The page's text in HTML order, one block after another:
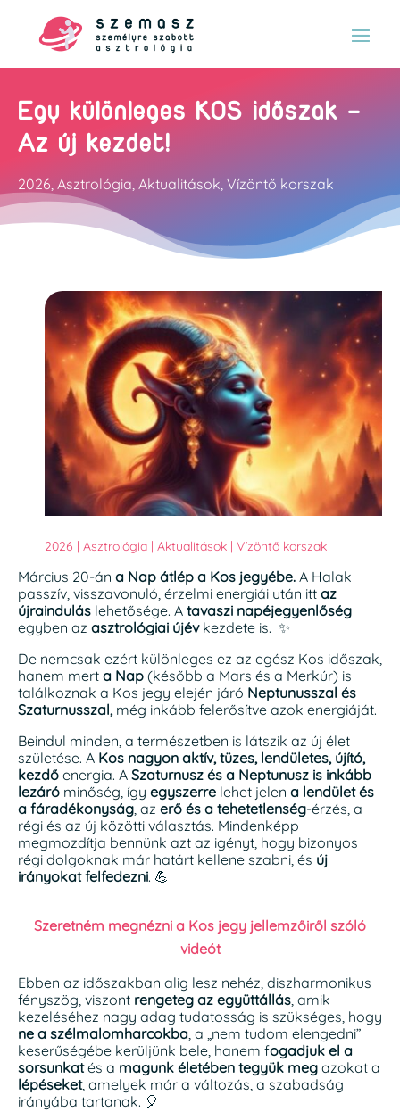
Egy különleges KOS időszak –
Az új kezdet!
2026, Asztrológia, Aktualitások, Vízöntő korszak
2026 | Asztrológia | Aktualitások | Vízöntő korszak
Március 20-án a Nap átlép a Kos jegyébe. A Halak
passzív, visszavonuló, érzelmi energiái után itt az
újraindulás lehetősége. A tavaszi napéjegyenlőség
egyben az asztrológiai újévkezdete is. ✨
De nemcsak ezért különleges ez az egész Kos időszak,
hanem mert a Nap (később a Mars és a Merkúr) is
találkoznak a Kos jegy elején járó Neptunusszal és
Szaturnusszal,még inkább felerősítve azok energiáját.
Beindul minden, a természetben is látszik az új élet
születése. A Kos nagyon aktív, tüzes, lendületes, újító,
kezdő energia. A Szaturnusz és a Neptunusz is inkább
lezáró minőség, így egyszerre lehet jelen a lendület és
a fáradékonyság, az erő és a tehetetlenség-érzés, a
régi és az új közötti választás. Mindenképp
megmozdítja bennünk azt az igényt, hogy bizonyos
régi dolgoknak már határt kellene szabni, és új
irányokat felfedezni. 💪
Szeretném megnézni a Kos jegy jellemzőiről szóló
videót
Ebben az időszakban alig lesz nehéz, diszharmonikus
fényszög, viszont rengeteg az együttállás, amik
kezeléséhez nagy adag tudatosság is szükséges, hogy
ne a szélmalomharcokba, a „nem tudom elengedni”
keserűségébe kerüljünk bele, hanem fogadjuk el a
sorsunkatés a magunk életében tegyük meg azokat a
lépéseket, amelyek már a változás, a szabadság
irányába tartanak. 🎈